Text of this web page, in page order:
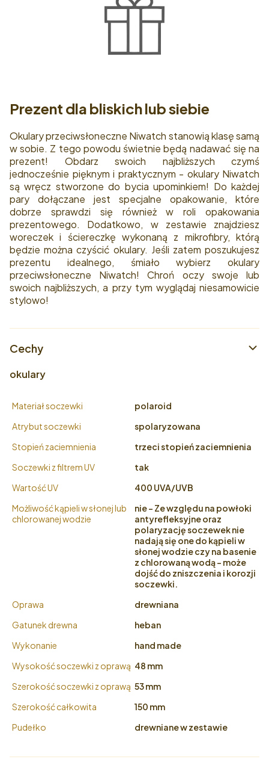
Prezent dla bliskich lub siebie
Okulary przeciwsłoneczne Niwatch stanowią klasę samą
w sobie. Z tego powodu świetnie będą nadawać się na
prezent! Obdarz swoich najbliższych czymś
jednocześnie pięknym i praktycznym - okulary Niwatch
są wręcz stworzone do bycia upominkiem! Do każdej
pary dołączane jest specjalne opakowanie, które
dobrze sprawdzi się również w roli opakowania
prezentowego. Dodatkowo, w zestawie znajdziesz
woreczek i ściereczkę wykonaną z mikrofibry, którą
będzie można czyścić okulary. Jeśli zatem poszukujesz
prezentu idealnego, śmiało wybierz okulary
przeciwsłoneczne Niwatch! Chroń oczy swoje lub
swoich najbliższych, a przy tym wyglądaj niesamowicie
stylowo!
Cechy
okulary
Materiał soczewki
polaroid
Atrybut soczewki
spolaryzowana
Stopień zaciemnienia
trzeci stopień zaciemnienia
Soczewki z filtrem UV
tak
Wartość UV
400 UVA/UVB
Możliwość kąpieli w słonej lub
chlorowanej wodzie
nie - Ze względu na powłoki
antyrefleksyjne oraz
polaryzację soczewek nie
nadają się one do kąpieli w
słonej wodzie czy na basenie
z chlorowaną wodą - może
dojść do zniszczenia i korozji
soczewki.
Oprawa
drewniana
Gatunek drewna
heban
Wykonanie
hand made
Wysokość soczewki z oprawą 48 mm
Szerokość soczewki z oprawą 53 mm
Szerokość całkowita
150 mm
Pudełko
drewniane w zestawie